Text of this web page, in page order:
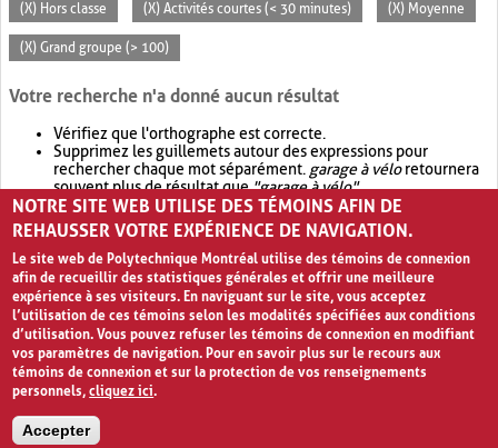
(X) Hors classe (X) Activités courtes (< 30 minutes) (X) Moyenne
(X) Grand groupe (> 100)
Votre recherche n'a donné aucun résultat
Vérifiez que l'orthographe est correcte.
Supprimez les guillemets autour des expressions pour
rechercher chaque mot séparément. garage à véloretournera
souvent plus de résultat que"garage à vélo".
Envisagez d'élargir votre recherche avec OR.garage OR vélo
retournera souvent plus de résultat quegarage à vélo
NOTRE SITE WEB UTILISE DES TÉMOINS AFIN DE
REHAUSSER VOTRE EXPÉRIENCE DE NAVIGATION.
Le site web de Polytechnique Montréal utilise des témoins de connexion
afin de recueillir des statistiques générales et offrir une meilleure
expérience à ses visiteurs. En naviguant sur le site, vous acceptez
l’utilisation de ces témoins selon les modalités spécifiées aux conditions
d’utilisation. Vous pouvez refuser les témoins de connexion en modifiant
vos paramètres de navigation. Pour en savoir plus sur le recours aux
témoins de connexion et sur la protection de vos renseignements
personnels,cliquez ici.
Accepter